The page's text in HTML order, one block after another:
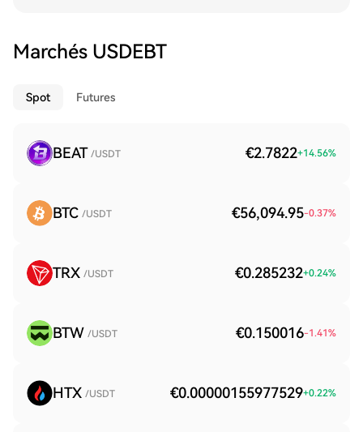
Marchés USDEBT
Spot Futures
BEAT /USDT €2.7822+14.56%
BTC /USDT €56,094.95-0.37%
TRX /USDT €0.285232+0.24%
BTW /USDT €0.150016-1.41%
HTX /USDT €0.00000155977529+0.22%